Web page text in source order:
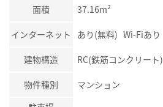
面積 37.16m²
インターネット あり(無料) Wi-Fiあり
建物構造 RC(鉄筋コンクリート)
物件種別
マンション